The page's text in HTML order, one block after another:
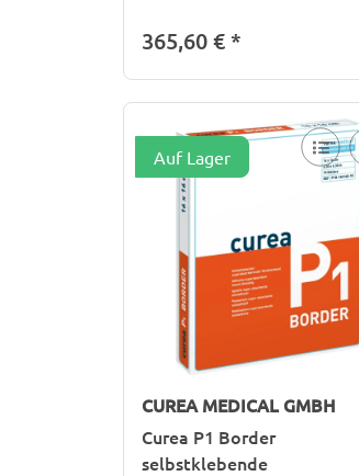
365,60 €*
Auf Lager
CUREA MEDICAL GMBH
Curea P1 Border
selbstklebende